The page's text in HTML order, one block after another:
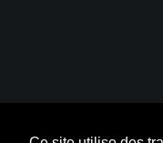
AVERTISSEMENT :
traitements présentés